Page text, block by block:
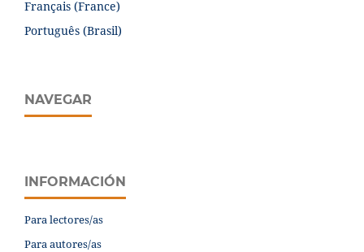
Français (France)
Português (Brasil)
NAVEGAR
INFORMACIÓN
Para lectores/as
Para autores/as